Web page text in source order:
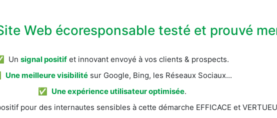
Web écoresponsable testé et prouvé
Un signal positif et innovant envoyé à vos clients & prospects.
Une meilleure visibilité sur Google, Bing, les Réseaux Sociaux...
✅ Une expérience utilisateur optimisée.
pour des internautes sensibles à cette démarche EFFICACE et